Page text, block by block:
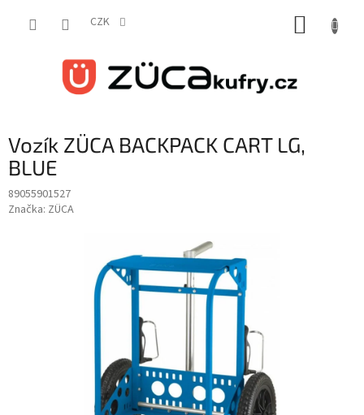
CZK
Vozík ZÜCA BACKPACK CART LG,
BLUE
89055901527
Značka: ZÜCA